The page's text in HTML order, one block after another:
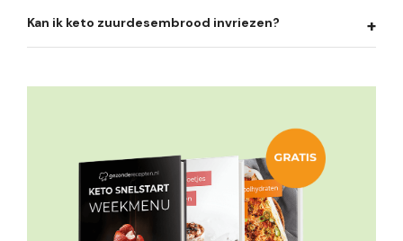
Kan ik keto zuurdesembrood invriezen?